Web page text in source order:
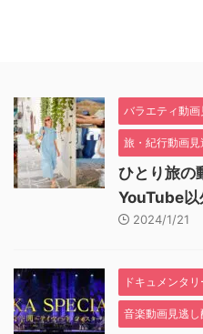
バラエティ動
旅・紀行動画
ひとり旅の
YouTube以
2024/1/21
ドキュメンタ
音楽動画見逃し